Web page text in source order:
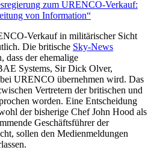
zum URENCO-Verkauf:
von Information“
Verkauf in militärischer Sicht
Die britische Sky-News
dass der ehemalige
Systems, Sir Dick Olver,
URENCO übernehmen wird. Das
Vertretern der britischen und
worden. Eine Entscheidung
der bisherige Chef John Hood als
Geschäftsführer der
sollen den Medienmeldungen